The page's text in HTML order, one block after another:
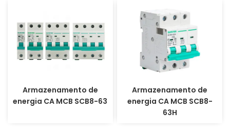
Armazenamento de
energia CA MCB SCB8-63
Armazenamento de
energia CA MCB SCB8-
63H